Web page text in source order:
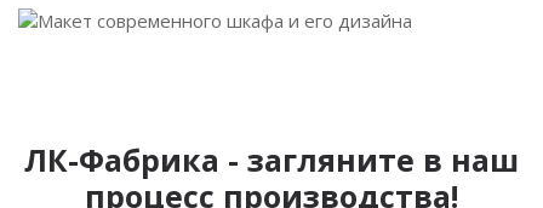
ЛК-Фабрика - загляните в наш
процесс производства!